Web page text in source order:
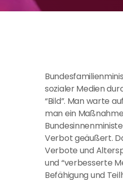
sozialer Medien
“Bild”. Man warte
man ein
Verbot geäußert.
Verbote und
und “verbesserte
Befähigung und